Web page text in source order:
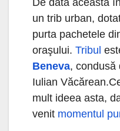
De data aceasta
un trib urban,
purta pachetele
oraşului. Tribul
Beneva, condusă
Iulian Văcărean.
mult ideea asta,
venit momentul